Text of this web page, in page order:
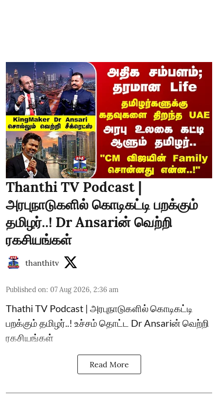
Thanthi TV Podcast |
அரபுநாடுகளில் கொடிகட்டி பறக்கும்
தமிழர்..! Dr Ansariன் வெற்றி
ரகசியங்கள்
thanthitv
Published on: 07 Aug 2026, 2:36 am
Thathi TV Podcast | அரபுநாடுகளில் கொடிகட்டி
பறக்கும் தமிழர்..! உச்சம் தொட்ட Dr Ansariன் வெற்றி
ரகசியங்கள்
Read More